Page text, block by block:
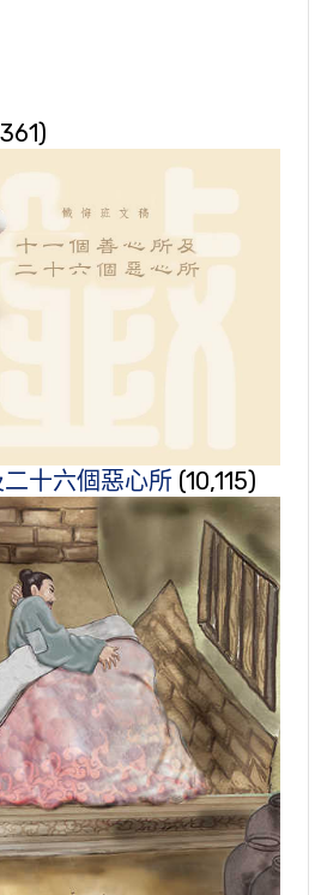
十六個惡心所 (10,115)